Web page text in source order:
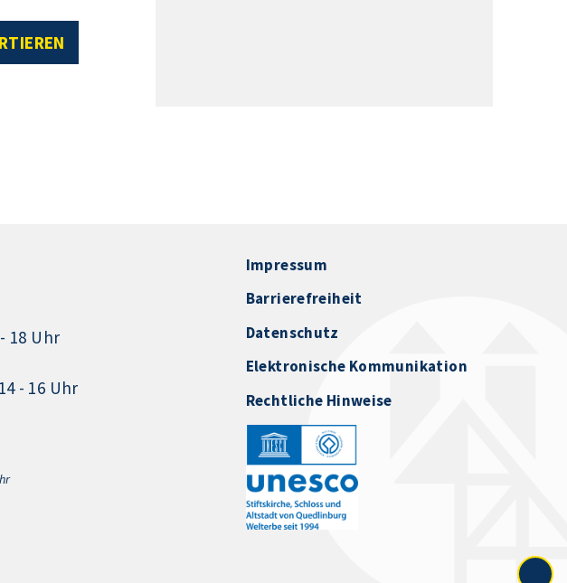
18 Uhr
- 16 Uhr
Impressum
Barrierefreiheit
Datenschutz
Elektronische Kommunikation
Rechtliche Hinweise